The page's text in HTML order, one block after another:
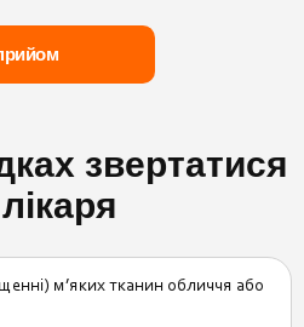
звертатися
м’яких тканин обличчя або